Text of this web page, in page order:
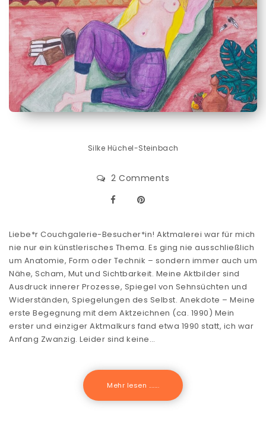
Silke Hüchel-Steinbach
2 Comments
Liebe*r Couchgalerie-Besucher*in! Aktmalerei war für mich
nie nur ein künstlerisches Thema. Es ging nie ausschließlich
um Anatomie, Form oder Technik – sondern immer auch um
Nähe, Scham, Mut und Sichtbarkeit. Meine Aktbilder sind
Ausdruck innerer Prozesse, Spiegel von Sehnsüchten und
Widerständen, Spiegelungen des Selbst. Anekdote – Meine
erste Begegnung mit dem Aktzeichnen (ca. 1990) Mein
erster und einziger Aktmalkurs fand etwa 1990 statt, ich war
Anfang Zwanzig. Leider sind keine…
Mehr lesen .......